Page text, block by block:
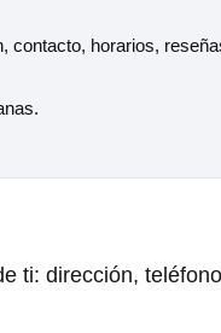
contacto, horarios,
ti: dirección,